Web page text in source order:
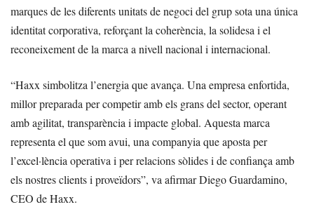
marques de les diferents unitats de negoci del grup sota una única
identitat corporativa, reforçant la coherència, la solidesa i el
reconeixement de la marca a nivell nacional i internacional.
“Haxx simbolitza l’energia que avança. Una empresa enfortida,
millor preparada per competir amb els grans del sector, operant
amb agilitat, transparència i impacte global. Aquesta marca
representa el que som avui, una companyia que aposta per
l’excel·lència operativa i per relacions sòlides i de confiança amb
els nostres clients i proveïdors”, va afirmar Diego Guardamino,
CEO de Haxx.